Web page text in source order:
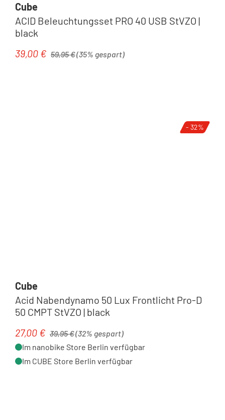
Cube
ACID Beleuchtungsset PRO 40 USB StVZO |
black
Verkaufspreis:
39,00 € Regulärer Preis:
59,95 €(35% gespart)
- 32%
Cube
Acid Nabendynamo 50 Lux Frontlicht Pro-D
50 CMPT StVZO | black
Verkaufspreis:
27,00 € Regulärer Preis:
39,95 €(32% gespart)
Im nanobike Store Berlin verfügbar
Im CUBE Store Berlin verfügbar